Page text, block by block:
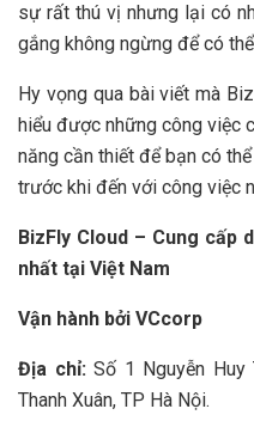
sự rất thú vị nhưng lại có
gắng không ngừng để có
Hy vọng qua bài viết mà
hiểu được những công việc
năng cần thiết để bạn có
trước khi đến với công việc
BizFly Cloud – Cung cấp
nhất tại Việt Nam
Vận hành bởi VCcorp
Địa chỉ:Số 1 Nguyễn Huy
Thanh Xuân, TP Hà Nội.